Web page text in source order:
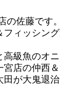
の佐藤です。
フィッシン
級魚のオニ
店の仲西＆
が大鬼退治